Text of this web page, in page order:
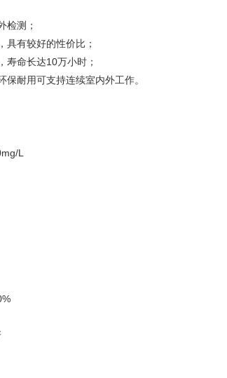
检测；
有较好的性价比；
命长达10万小时；
耐用可支持连续室内外工作。
L